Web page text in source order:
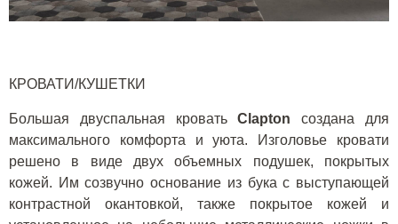
КРОВАТИ/КУШЕТКИ
Большая двуспальная кроватьC lapton создана для
максимального комфорта и уюта. Изголовье кровати
решено в виде двух объемных подушек, покрытых
кожей. Им созвучно основание из бука с выступающей
контрастной окантовкой, также покрытое кожей и